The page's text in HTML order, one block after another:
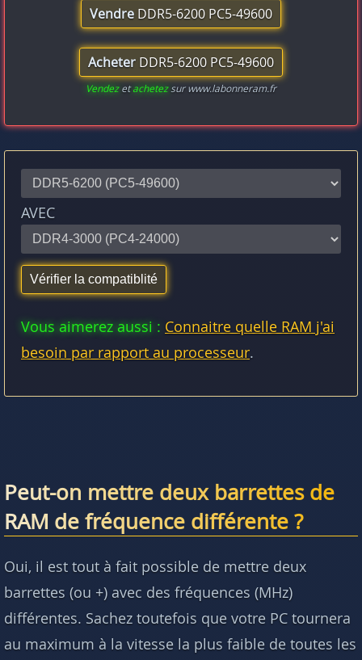
Vendre DDR5-6200 PC5-49600
Acheter DDR5-6200 PC5-49600
Vendezetachetezsur www.labonneram.fr
AVEC
Vous aimerez aussi : Connaitre quelle RAM j'ai
besoin par rapport au processeur.
Peut-on mettre deux barrettes de
RAM de fréquence différente ?
Oui, il est tout à fait possible de mettre deux
barrettes (ou +) avec des fréquences (MHz)
différentes. Sachez toutefois que votre PC tournera
au maximum à la vitesse la plus faible de toutes les